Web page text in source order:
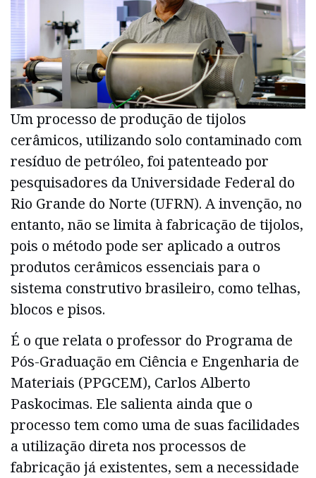
Um processo de produção de tijolos
cerâmicos, utilizando solo contaminado com
resíduo de petróleo, foi patenteado por
pesquisadores da Universidade Federal do
Rio Grande do Norte (UFRN). A invenção, no
entanto, não se limita à fabricação de tijolos,
pois o método pode ser aplicado a outros
produtos cerâmicos essenciais para o
sistema construtivo brasileiro, como telhas,
blocos e pisos.
É o que relata o professor do Programa de
Pós-Graduação em Ciência e Engenharia de
Materiais (PPGCEM), Carlos Alberto
Paskocimas. Ele salienta ainda que o
processo tem como uma de suas facilidades
a utilização direta nos processos de
fabricação já existentes, sem a necessidade